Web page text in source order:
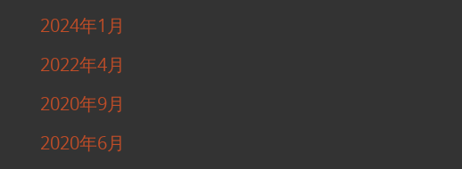
2024年1月
2022年4月
2020年9月
2020年6月